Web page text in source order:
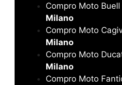
Compro Moto Buell
Milano
Compro Moto
Milano
Compro Moto
Milano
Compro Moto